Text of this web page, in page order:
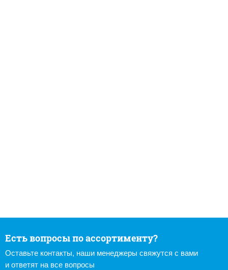
Есть вопросы по ассортименту?
Оставьте контакты, наши менеджеры свяжутся с вами
и ответят на все вопросы